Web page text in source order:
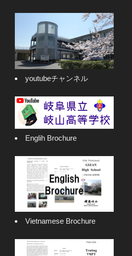
youtubeチャンネル
Englih Brochure
Vietnamese Brochure